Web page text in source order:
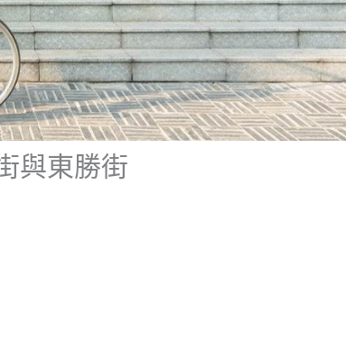
與東勝街